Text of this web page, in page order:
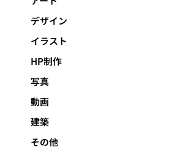
デザイン
イラスト
HP制作
写真
動画
建築
その他